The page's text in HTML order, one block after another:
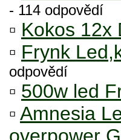
- 114 odpovědí
▫ Kokos 12x
▫ Frynk
odpovědí
▫ 500w led
▫ Amnesia